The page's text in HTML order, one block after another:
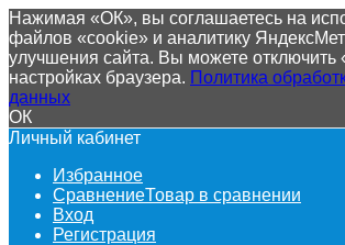
Нажимая «ОК», вы соглашаетесь на
файлов «cookie» и аналитику
улучшения сайта. Вы можете отключить
настройках браузера. Политика
данных
ОК
Личный кабинет
Избранное
СравнениеТовар в сравнении
Вход
Регистрация